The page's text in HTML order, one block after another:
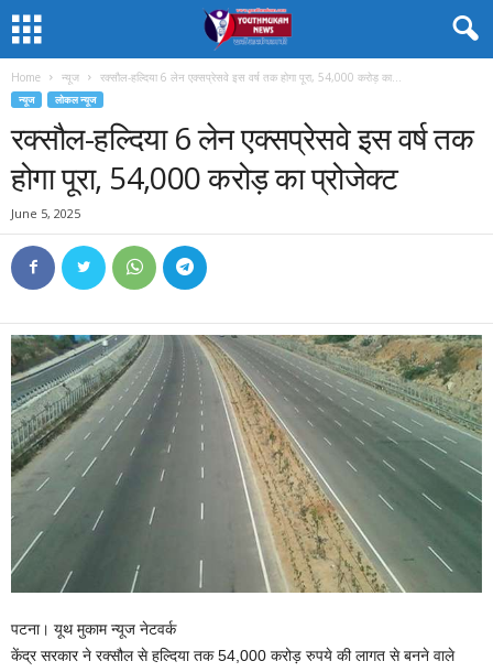
Home न्यूज रक्सौल-हल्दिया 6 लेन एक्सप्रेसवे इस वर्ष तक होगा पूरा, 54,000 करोड़ का...
न्यूज लोकल न्यूज
रक्सौल-हल्दिया 6 लेन एक्सप्रेसवे इस वर्ष तक
होगा पूरा, 54,000 करोड़ का प्रोजेक्ट
June 5, 2025
पटना। यूथ मुकाम न्यूज नेटवर्क
केंद्र सरकार ने रक्सौल से हल्दिया तक 54,000 करोड़ रुपये की लागत से बनने वाले